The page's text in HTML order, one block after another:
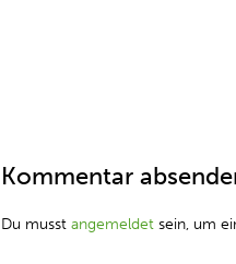
Kommentar
Du musstangemeldet sein, um